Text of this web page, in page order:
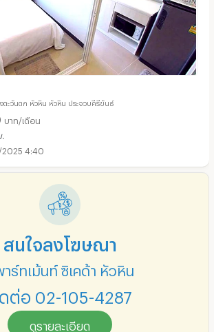
ะวันตก หัวหิน หัวหิน ประจวบคีรีขันธ์
บาท/เดือน
4:40
สนใจลงโฆษณา
ร์ทเม้นท์ ซิเคด้า หัวหิน
ต่อ 02-105-4287
ดูรายละเอียด